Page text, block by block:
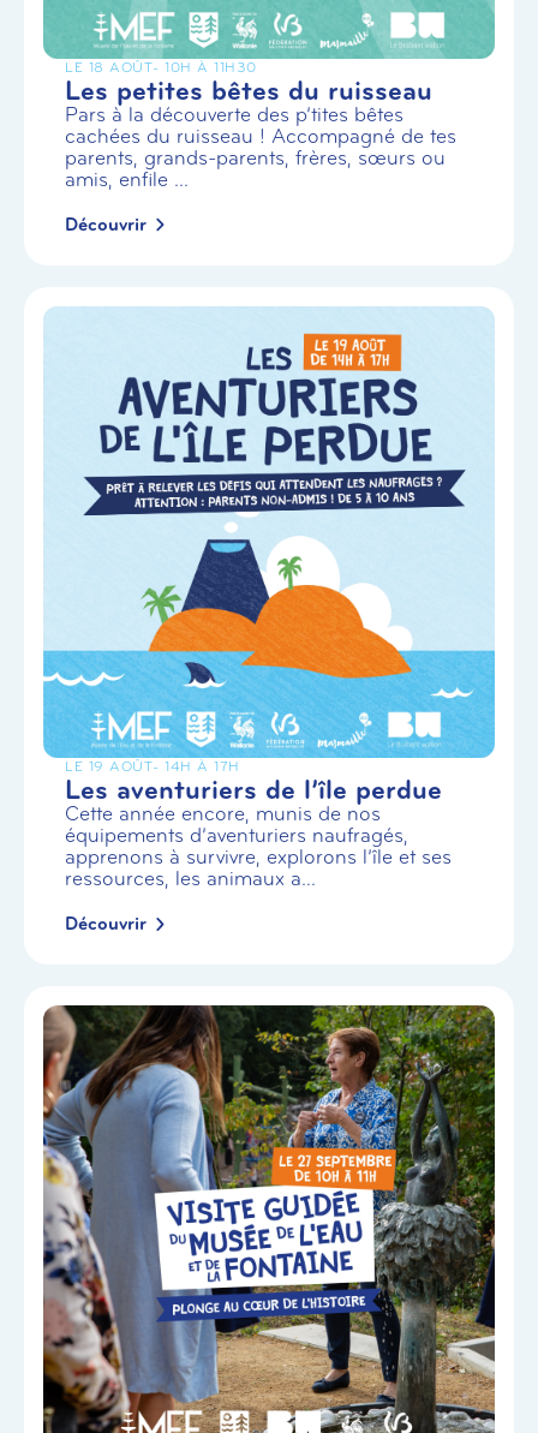
LE 18 AOÛT- 10H À 11H30
Les petites bêtes du ruisseau
Pars à la découverte des p’tites bêtes
cachées du ruisseau ! Accompagné de tes
parents, grands-parents, frères, sœurs ou
amis, enfile ...
Découvrir
LE 19 AOÛT- 14H À 17H
Les aventuriers de l’île perdue
Cette année encore, munis de nos
équipements d’aventuriers naufragés,
apprenons à survivre, explorons l’île et ses
ressources, les animaux a...
Découvrir